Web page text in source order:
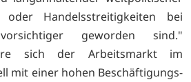
Handelsstreitigkeiten bei
geworden sind."
sich der Arbeitsmarkt im
mit einer hohen Beschäftigungs-